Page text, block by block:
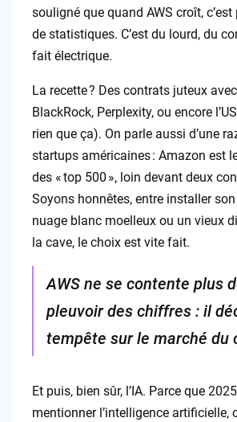
souligné que quand AWS croît,
de statistiques. C’est du lourd, du
fait électrique.
La recette ? Des contrats juteux
BlackRock, Perplexity, ou encore
rien que ça). On parle aussi d’une
startups américaines : Amazon est
des « top 500 », loin devant deux
Soyons honnêtes, entre installer
nuage blanc moelleux ou un vieux
la cave, le choix est vite fait.
AWS ne se contente plus
pleuvoir des chiffres : il
tempête sur le marché du
Et puis, bien sûr, l’IA. Parce que
mentionner l’intelligence artificielle,